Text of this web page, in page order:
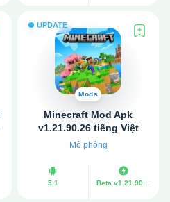
UPDATE
Mods
Minecraft Mod Apk
v1.21.90.26 tiếng Việt
(Miễn phí toàn bộ cửa
Mô phỏng
5.1